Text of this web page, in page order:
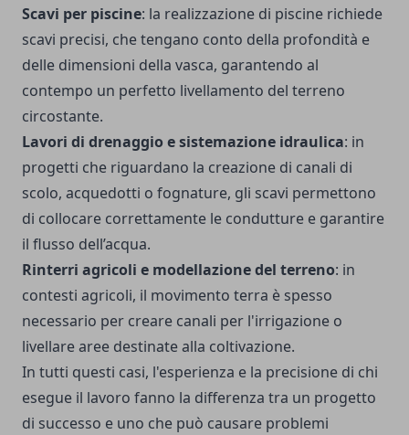
Scavi per piscine: la realizzazione di piscine richiede
scavi precisi, che tengano conto della profondità e
delle dimensioni della vasca, garantendo al
contempo un perfetto livellamento del terreno
circostante.
Lavori di drenaggio e sistemazione idraulica: in
progetti che riguardano la creazione di canali di
scolo, acquedotti o fognature, gli scavi permettono
di collocare correttamente le condutture e garantire
il flusso dell’acqua.
Rinterri agricoli e modellazione del terreno: in
contesti agricoli, il movimento terra è spesso
necessario per creare canali per l'irrigazione o
livellare aree destinate alla coltivazione.
In tutti questi casi, l'esperienza e la precisione di chi
esegue il lavoro fanno la differenza tra un progetto
di successo e uno che può causare problemi